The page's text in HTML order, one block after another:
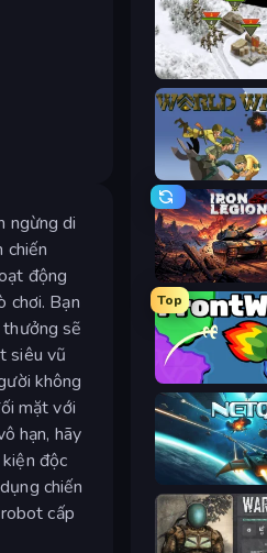
ngừng di
chiến
động
chơi. Bạn
sẽ
siêu vũ
không
mặt với
hạn, hãy
độc
chiến
cấp
1941 Frozen Front
World Wars 2
Iron Legion
Top
FrontWars.io
Netquel